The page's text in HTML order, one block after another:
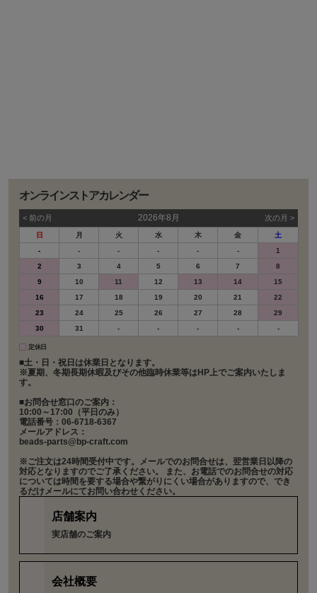
オンラインストアカレンダー
< 前の⽉ 2026年8月 次の⽉ >
日 月 火 水 木 金
土
-
- - - - -
1
2
3 4 5 6 7
8
9
10 11 12 13 14
15
16
17 18 19 20 21
22
23
24 25 26 27 28
29
30
31 - - - - -
定休日
■土・日・祝日は休業日となります。
※夏期、冬期長期休暇及びその他臨時休業等はHP上でご案内いたしま
す。
■お問合せ窓口のご案内：
10:00～17:00（平日のみ）
電話番号：06-6718-6367
メールアドレス：
beads-parts@bp-craft.com
※ご注文は24時間受付中です。メールでのお問合せは、翌営業日以降の
対応となりますのでご了承ください。 また、お電話でのお問合せの対応
については時間を要する場合や繋がりにくい場合がありますので、でき
るだけメールにてお問い合わせください。
店舗案内
実店舗のご案内
会社概要